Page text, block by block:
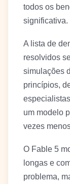
todos os
significativa.
A lista de
resolvidos
simulações
princípios,
um modelo
vezes
O Fable 5
longas e
problema,